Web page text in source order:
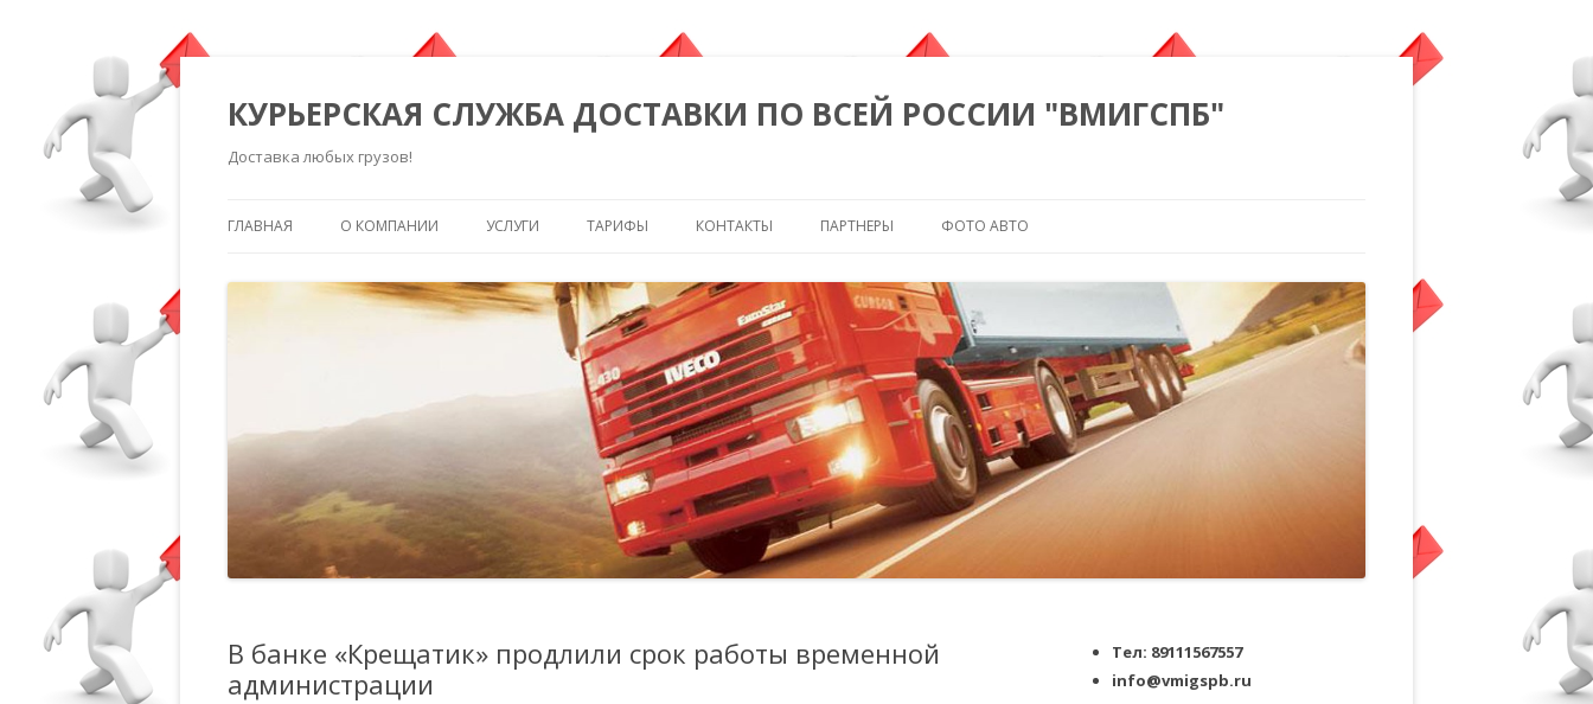
КУРЬЕРСКАЯ СЛУЖБА ДОСТАВКИ ПО ВСЕЙ РОССИИ "ВМИГСПБ"
Доставка любых грузов!
ГЛАВНАЯ О КОМПАНИИ УСЛУГИ ТАРИФЫ КОНТАКТЫ ПАРТНЕРЫ ФОТО АВТО
В банке «Крещатик» продлили срок работы временной
администрации
Тел: 89111567557
info@vmigspb.ru